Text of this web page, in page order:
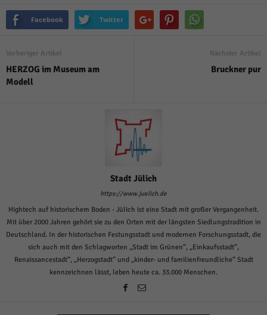
Facebook Twitter
Vorheriger Artikel
HERZOG im Museum am
Modell
Nächster Artikel
Bruckner pur
Stadt Jülich
https://www.juelich.de
Hightech auf historischem Boden - Jülich ist eine Stadt mit großer Vergangenheit.
Mit über 2000 Jahren gehört sie zu den Orten mit der längsten Siedlungstradition in
Deutschland. In der historischen Festungsstadt und modernen Forschungsstadt, die
sich auch mit den Schlagworten „Stadt im Grünen“, „Einkaufsstadt“,
Renaissancestadt“, „Herzogstadt“ und „kinder- und familienfreundliche“ Stadt
kennzeichnen lässt, leben heute ca. 33.000 Menschen.